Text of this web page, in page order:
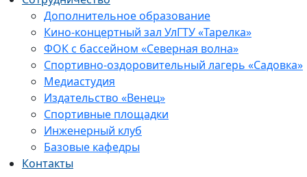
Дополнительное образование
Кино-концертный зал УлГТУ «Тарелка»
ФОК с бассейном «Северная волна»
Спортивно-оздоровительный лагерь «Садовка»
Медиастудия
Издательство «Венец»
Спортивные площадки
Инженерный клуб
Базовые кафедры
Контакты